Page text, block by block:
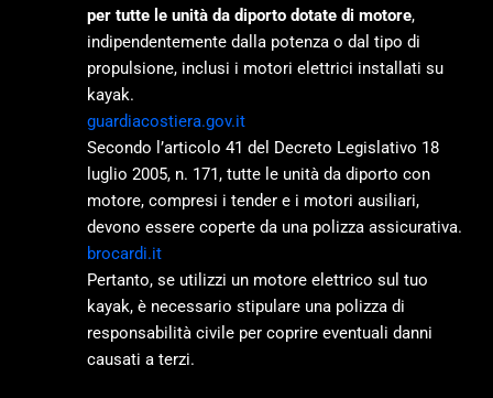
per tutte le unità da diporto dotate di motore,
indipendentemente dalla potenza o dal tipo di
propulsione, inclusi i motori elettrici installati su
kayak.
guardiacostiera.gov.it
Secondo l’articolo 41 del Decreto Legislativo 18
luglio 2005, n. 171, tutte le unità da diporto con
motore, compresi i tender e i motori ausiliari,
devono essere coperte da una polizza assicurativa.
brocardi.it
Pertanto, se utilizzi un motore elettrico sul tuo
kayak, è necessario stipulare una polizza di
responsabilità civile per coprire eventuali danni
causati a terzi.